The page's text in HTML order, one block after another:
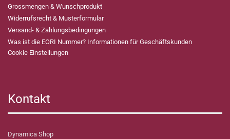
Grossmengen & Wunschprodukt
Widerrufsrecht & Musterformular
Versand- & Zahlungsbedingungen
Was ist die EORI Nummer? Informationen für Geschäftskunden
Cookie Einstellungen
Kontakt
Dynamica Shop